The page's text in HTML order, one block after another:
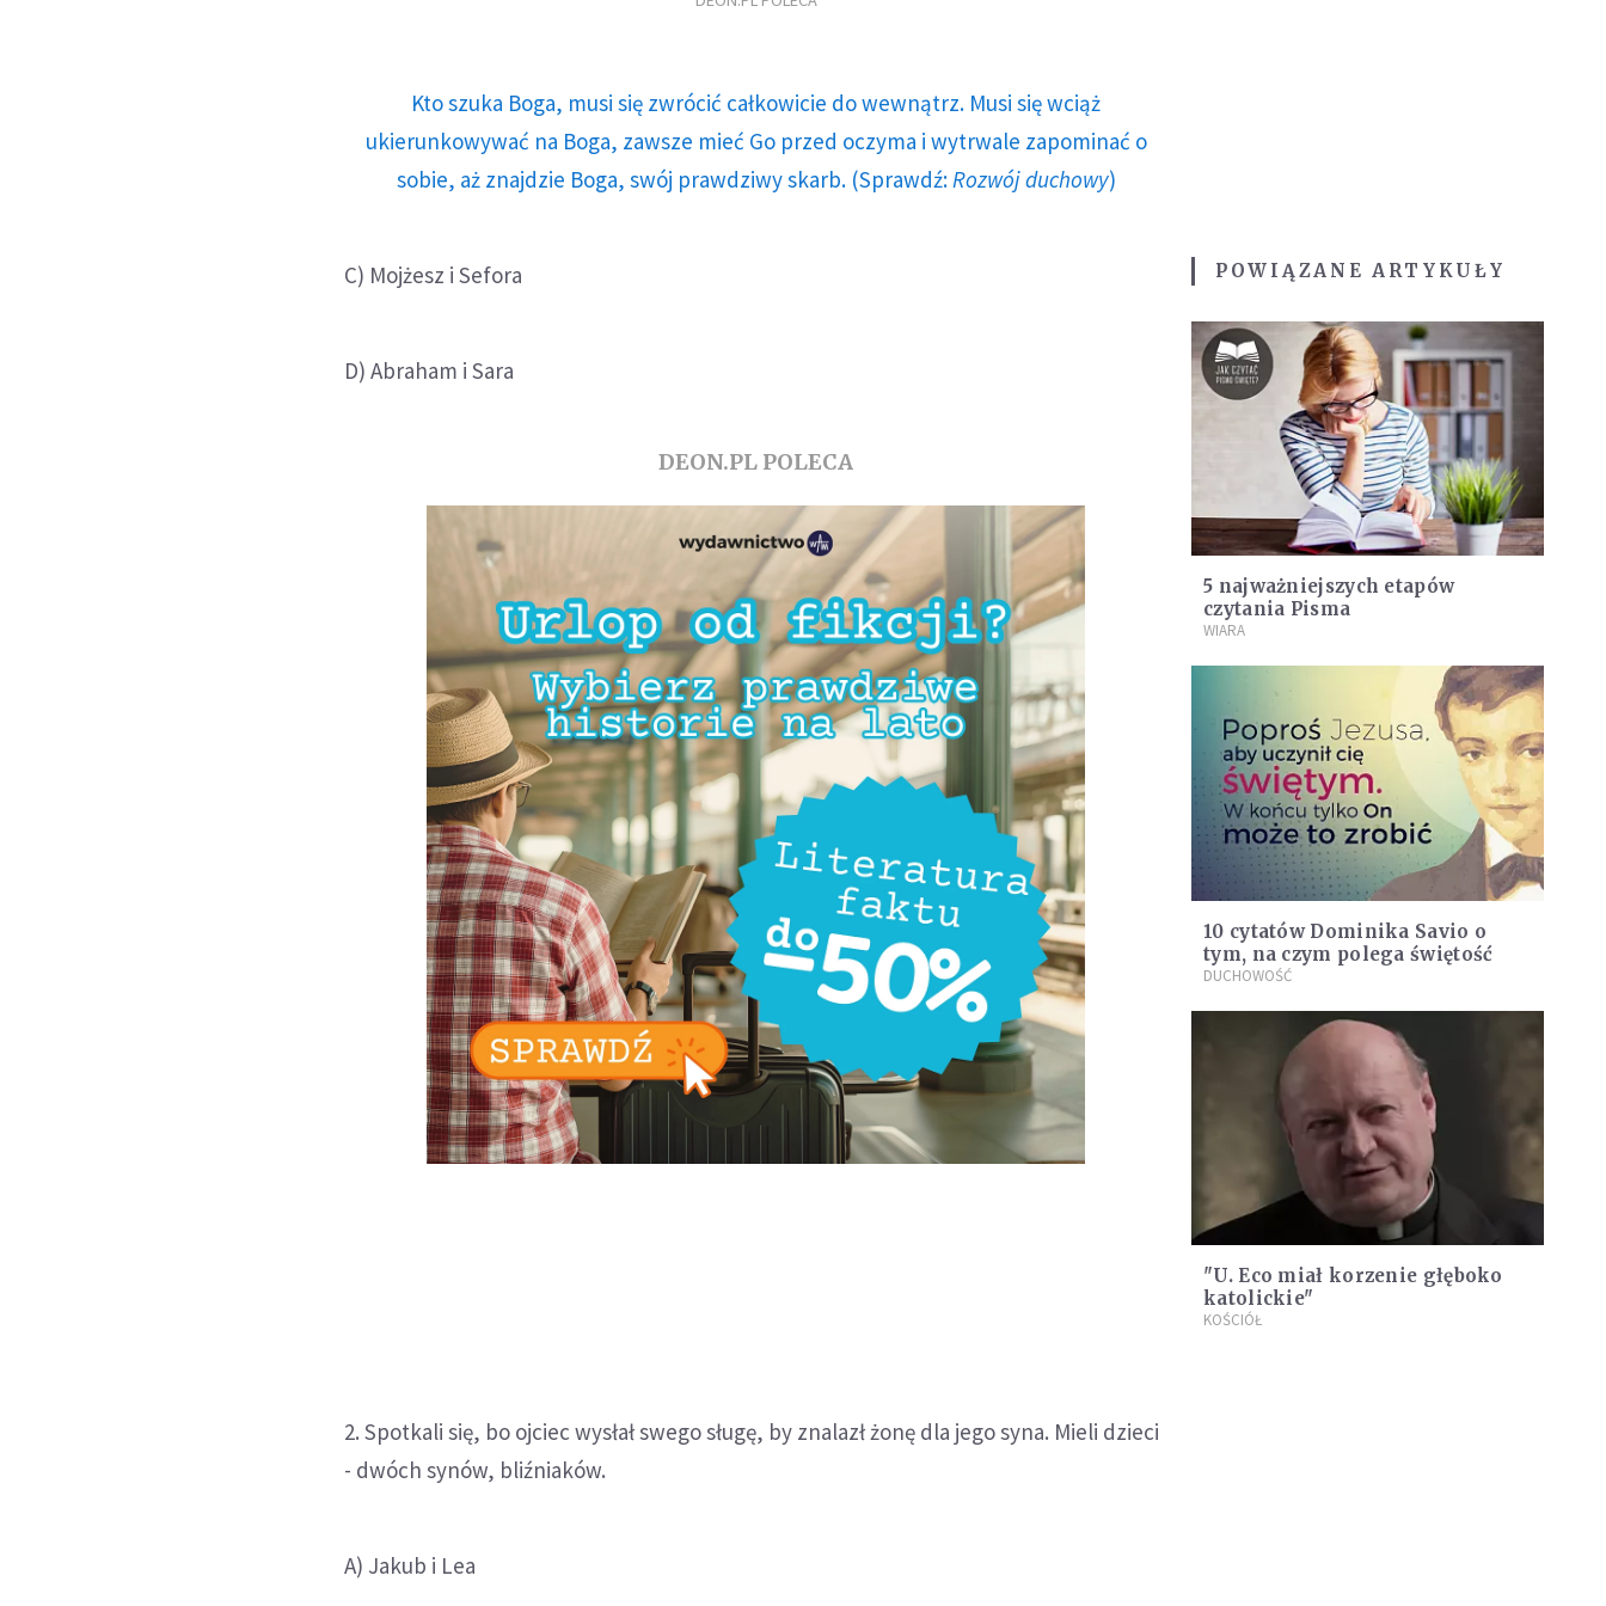
Kto szuka Boga, musi się zwrócić całkowicie do wewnątrz. Musi się wciąż
ukierunkowywać na Boga, zawsze mieć Go przed oczyma i wytrwale zapominać o
sobie, aż znajdzie Boga, swój prawdziwy skarb. (Sprawdź: Rozwój duchowy)
C) Mojżesz i Sefora
D) Abraham i Sara
DEON.PL POLECA
2. Spotkali się, bo ojciec wysłał swego sługę, by znalazł żonę dla jego syna. Mieli dzieci
- dwóch synów, bliźniaków.
A) Jakub i Lea
POWIĄZANE ARTYKUŁY
5 najważniejszych etapów
czytania Pisma
WIARA
10 cytatów Dominika Savio o
tym, na czym polega świętość
DUCHOWOŚĆ
"U. Eco miał korzenie głęboko
katolickie"
KOŚCIÓŁ